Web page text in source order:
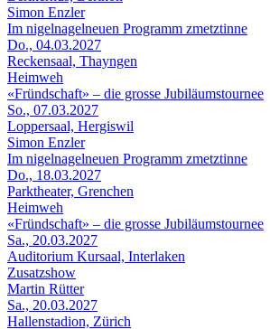
Simon Enzler
Im nigelnagelneuen Programm zmetztinne
Do., 04.03.2027
Reckensaal, Thayngen
Heimweh
«Fründschaft» – die grosse Jubiläumstournee
So., 07.03.2027
Loppersaal, Hergiswil
Simon Enzler
Im nigelnagelneuen Programm zmetztinne
Do., 18.03.2027
Parktheater, Grenchen
Heimweh
«Fründschaft» – die grosse Jubiläumstournee
Sa., 20.03.2027
Auditorium Kursaal, Interlaken
Zusatzshow
Martin Rütter
Sa., 20.03.2027
Hallenstadion, Zürich